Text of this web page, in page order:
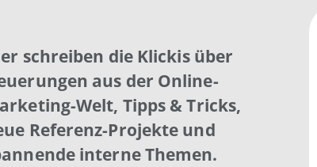
schreiben die Klickis über
aus der Online-
Welt, Tipps & Tricks,
Referenz-Projekte und
interne Themen.